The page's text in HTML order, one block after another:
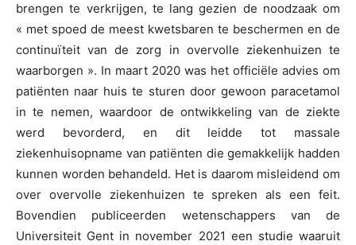
brengen te verkrijgen, te lang gezien de noodzaak om
« met spoed de meest kwetsbaren te beschermen en de
continuïteit van de zorg in overvolle ziekenhuizen te
waarborgen ». In maart 2020 was het officiële advies om
patiënten naar huis te sturen door gewoon paracetamol
in te nemen, waardoor de ontwikkeling van de ziekte
werd bevorderd, en dit leidde tot massale
ziekenhuisopname van patiënten die gemakkelijk hadden
kunnen worden behandeld. Het is daarom misleidend om
over overvolle ziekenhuizen te spreken als een feit.
Bovendien publiceerden wetenschappers van de
Universiteit Gent in november 2021 een studie waaruit